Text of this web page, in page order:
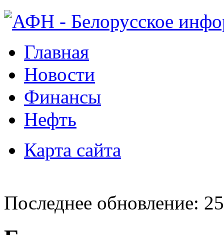
Главная
Новости
Финансы
Нефть
Карта сайта
Последнее обновление: